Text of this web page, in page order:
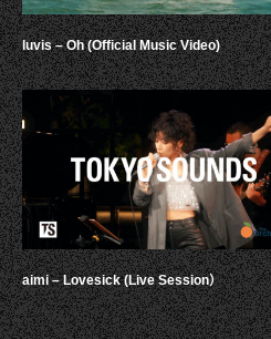
luvis – Oh (Official Music Video)
aimi – Lovesick (Live Session）